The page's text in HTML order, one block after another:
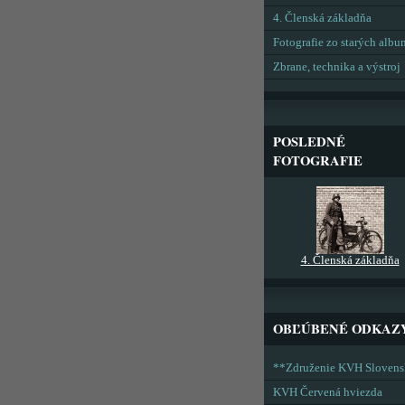
4. Členská základňa
Fotografie zo starých
Zbrane, technika a výstroj
POSLEDNÉ
FOTOGRAFIE
4. Členská základňa
OBĽÚBENÉ
**Združenie KVH
KVH Červená hviezda